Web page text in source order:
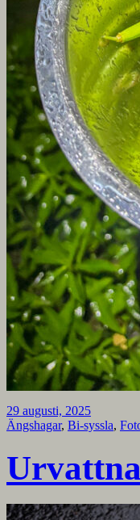
29 augusti, 2025
Ängshagar, Bi-syssla,